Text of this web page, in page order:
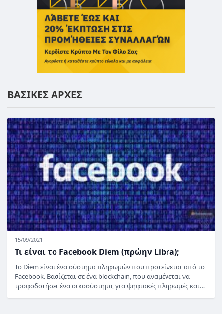
ΒΑΣΙΚΕΣ ΑΡΧΕΣ
15/09/2021
Τι είναι το Facebook Diem (πρώην Libra);
Το Diem είναι ένα σύστημα πληρωμών που προτείνεται από το
Facebook. Βασίζεται σε ένα blockchain, που αναμένεται να
τροφοδοτήσει ένα οικοσύστημα, για ψηφιακές πληρωμές και…